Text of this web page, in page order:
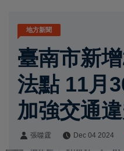
地方新聞
臺南市新
法點 11月
加強交通
張噬霆 Dec 04 2024